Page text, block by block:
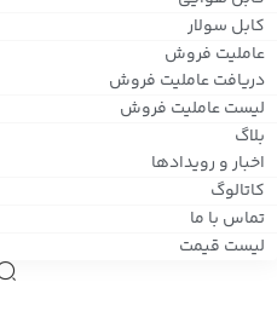
کابل سولار
عاملیت فروش
دریافت عاملیت فروش
لیست عاملیت فروش
بلاگ
اخبار و رویدادها
کاتالوگ
تماس با ما
لیست قیمت